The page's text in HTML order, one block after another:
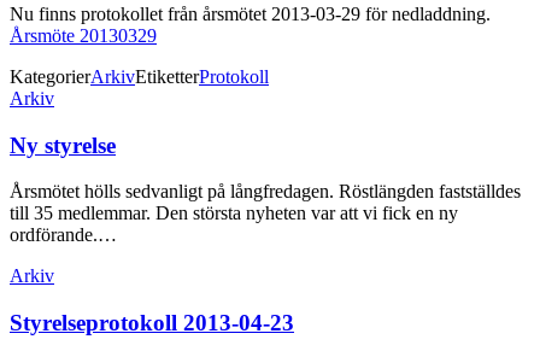
från
Nu finns protokollet från årsmötet 2013-03-29 för nedladdning.
Årsmöte 20130329
KategorierArkivEtiketterProtokoll
Inläggsnavigering
Arkiv
Ny styrelse
Årsmötet hölls sedvanligt på långfredagen. Röstlängden fastställdes
till 35 medlemmar. Den största nyheten var att vi fick en ny
ordförande.…
Arkiv
Styrelseprotokoll 2013-04-23